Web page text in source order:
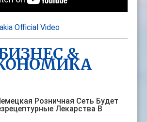
Official Video
&
Розничная Сеть Будет
Лекарства В